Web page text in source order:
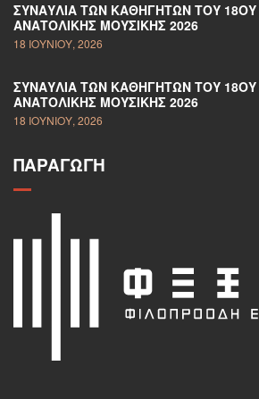
ΣΥΝΑΥΛΊΑ ΤΩΝ ΚΑΘΗΓΗΤΏΝ ΤΟΥ 18ΟΥ
ΑΝΑΤΟΛΙΚΉΣ ΜΟΥΣΙΚΉΣ 2026
18 ΙΟΥΝΊΟΥ, 2026
ΣΥΝΑΥΛΊΑ ΤΩΝ ΚΑΘΗΓΗΤΏΝ ΤΟΥ 18ΟΥ
ΑΝΑΤΟΛΙΚΉΣ ΜΟΥΣΙΚΉΣ 2026
18 ΙΟΥΝΊΟΥ, 2026
ΠΑΡΑΓΩΓΉ